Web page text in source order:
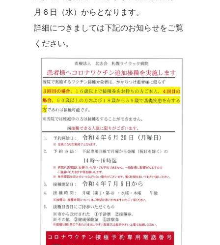
月６日（水）からとなります。
詳細につきましては下記のお知らせをご覧
ください。